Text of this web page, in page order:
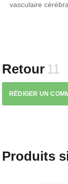
vasculaire
Retour 11
RÉDIGER UN
Produits